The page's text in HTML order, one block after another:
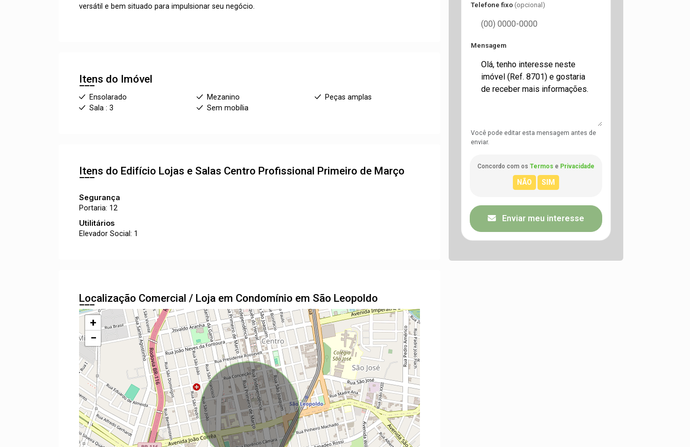
versátil e bem situado para impulsionar seu negócio.
Itens do Imóvel
Ensolarado Mezanino
Peças amplas
Sala : 3
Sem mobília
Itens do Edifício Lojas e Salas Centro Profissional Primeiro de Março
Segurança
Portaria: 12
Utilitários
Elevador Social: 1
Localização Comercial / Loja em Condomínio em São Leopoldo
+
−
Telefone fixo (opcional)
Mensagem
Você pode editar esta mensagem antes de
enviar.
Concordo com os Termos e Privacidade
Enviar meu interesse